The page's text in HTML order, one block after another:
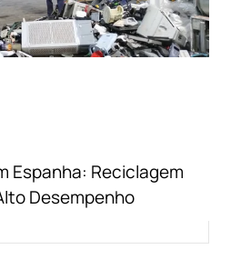
Espanha: Reciclagem
Desempenho